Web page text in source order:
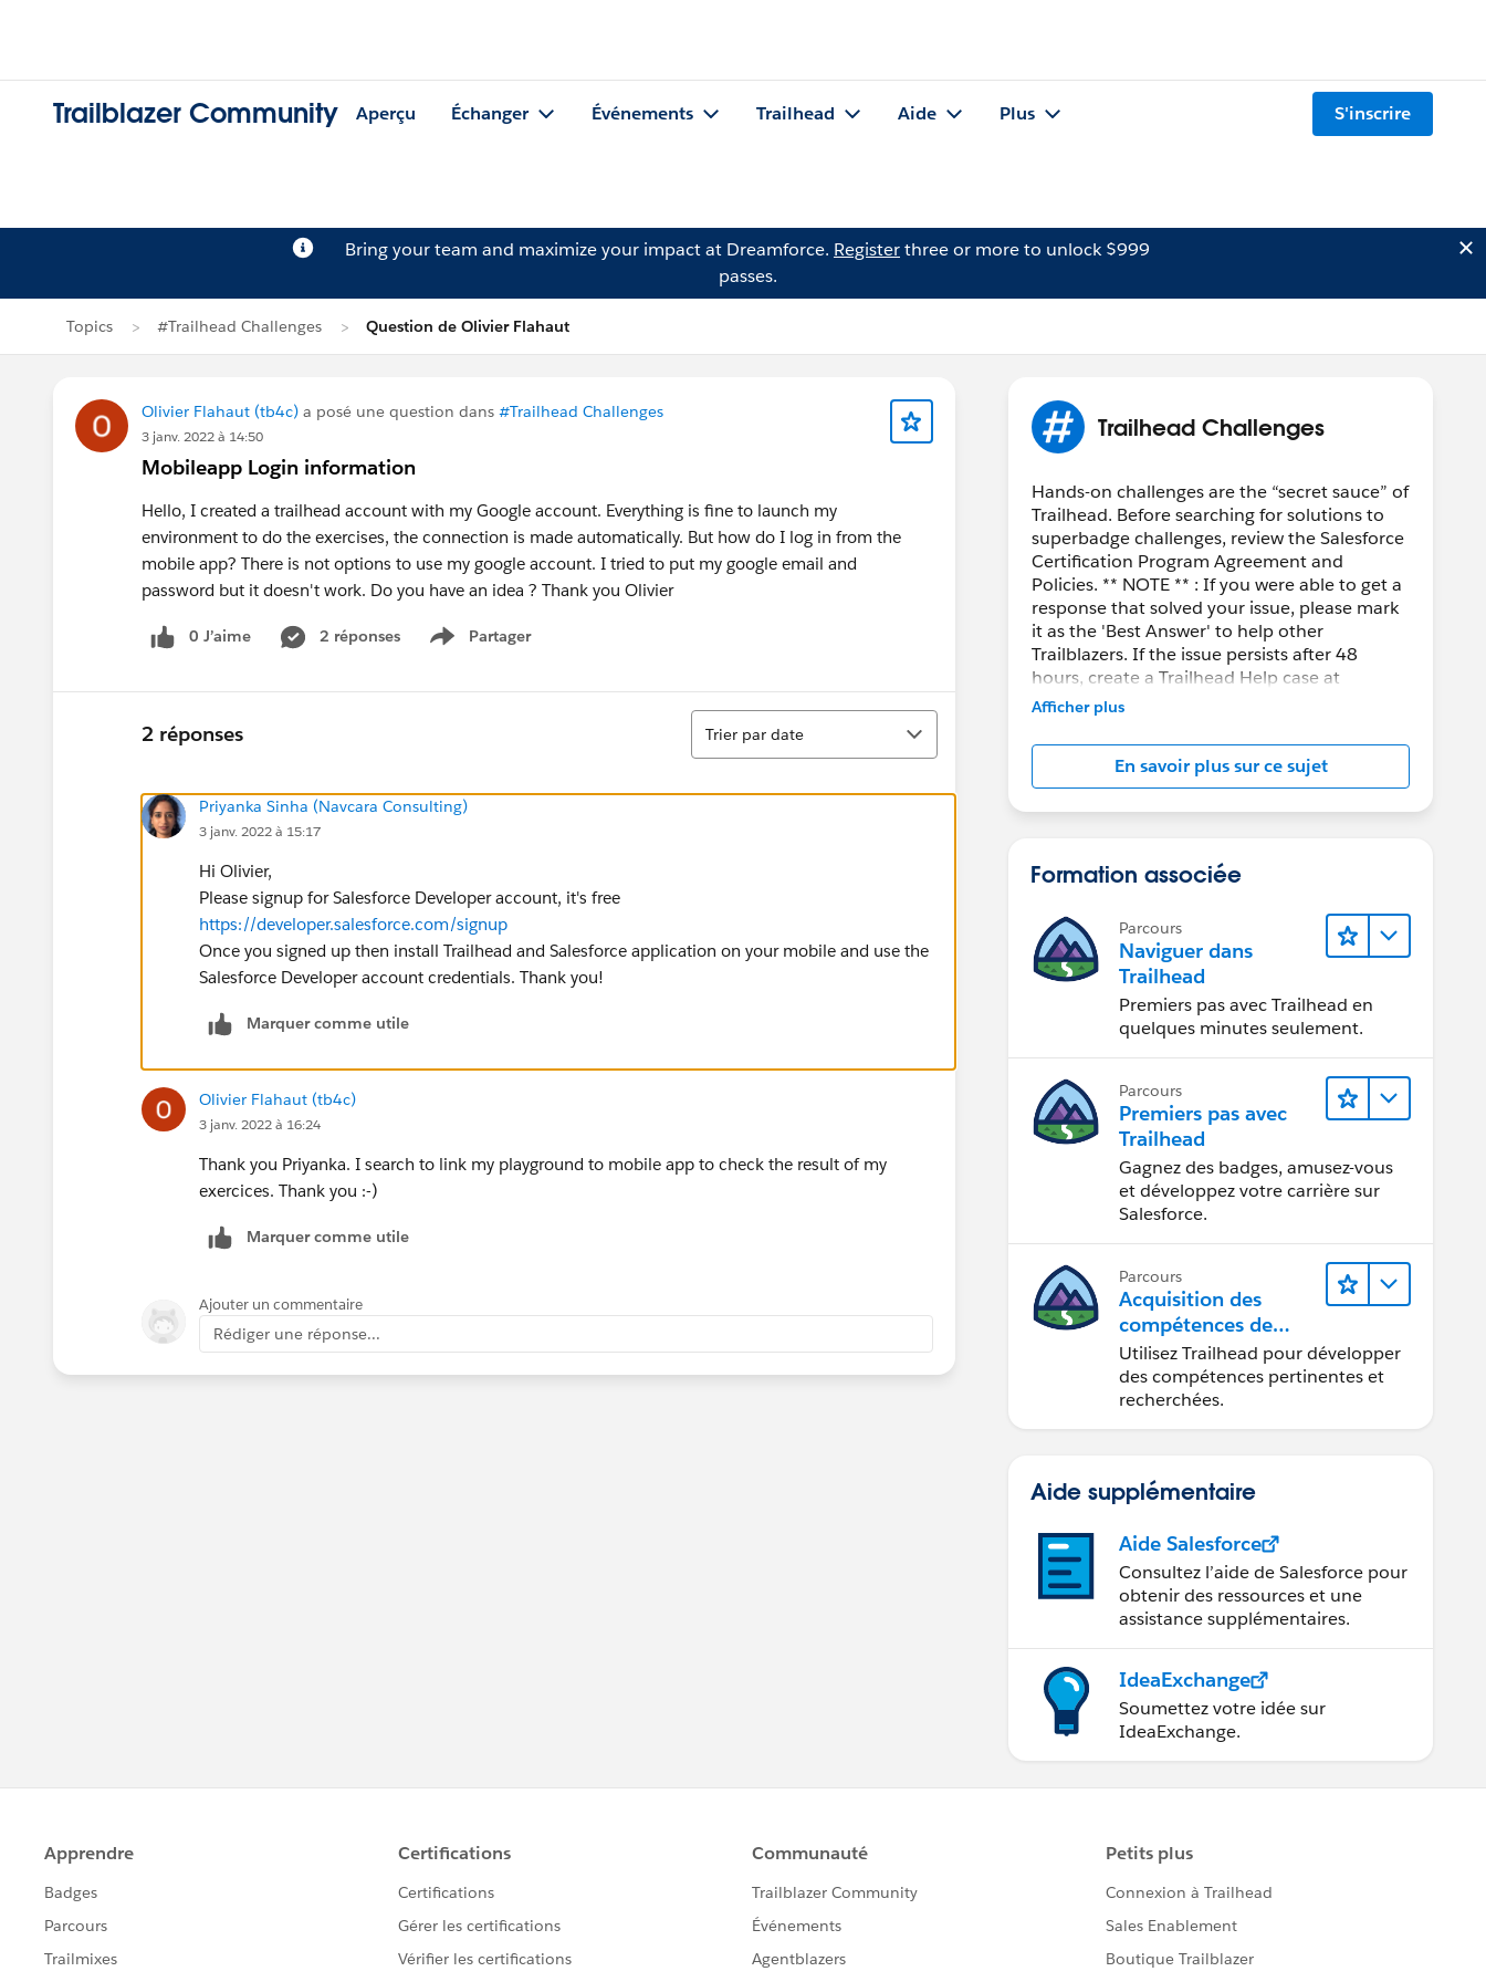
Trailblazer Community Aperçu Échanger Événements Trailhead Aide Plus S'inscrire
Bring your team and maximize your impact at Dreamforce. Registerthree or more to unlock $999
passes.
Topics #Trailhead Challenges Question de Olivier Flahaut
Olivier Flahaut (tb4c) a posé une question dans #Trailhead Challenges
3 janv. 2022 à 14:50
Mobileapp Login information
Hello, I created a trailhead account with my Google account. Everything is fine to launch my
environment to do the exercises, the connection is made automatically. But how do I log in from the
mobile app? There is not options to use my google account. I tried to put my google email and
password but it doesn't work. Do you have an idea ? Thank you Olivier
0 J’aime 2 réponses Partager
Show menu
2 réponses
Tri
Trier par date
Priyanka Sinha (Navcara Consulting)
3 janv. 2022 à 15:17
Hi Olivier,
Please signup for Salesforce Developer account, it's free
https://developer.salesforce.com/signup
Once you signed up then install Trailhead and Salesforce application on your mobile and use the
Salesforce Developer account credentials. Thank you!
Marquer comme utile
Olivier Flahaut (tb4c)
3 janv. 2022 à 16:24
Thank you Priyanka. I search to link my playground to mobile app to check the result of my
exercices. Thank you :-)
Marquer comme utile
Ajouter un commentaire
Rédiger une réponse...
Trailhead Challenges
Hands-on challenges are the “secret sauce” of
Trailhead. Before searching for solutions to
superbadge challenges, review the Salesforce
Certification Program Agreement and
Policies. ** NOTE ** : If you were able to get a
response that solved your issue, please mark
it as the 'Best Answer' to help other
Trailblazers. If the issue persists after 48
hours, create a Trailhead Help case at
https://help.salesforce.com/s/support
Afficher plus
En savoir plus sur ce sujet
Formation associée
Parcours
Naviguer dans
Trailhead
Premiers pas avec Trailhead en
quelques minutes seulement.
Parcours
Premiers pas avec
Trailhead
Gagnez des badges, amusez-vous
et développez votre carrière sur
Salesforce.
Parcours
Acquisition des
compétences de
demain avec
Trailhead
Utilisez Trailhead pour développer
des compétences pertinentes et
recherchées.
Aide supplémentaire
Aide Salesforce
Consultez l’aide de Salesforce pour
obtenir des ressources et une
assistance supplémentaires.
IdeaExchange
Soumettez votre idée sur
IdeaExchange.